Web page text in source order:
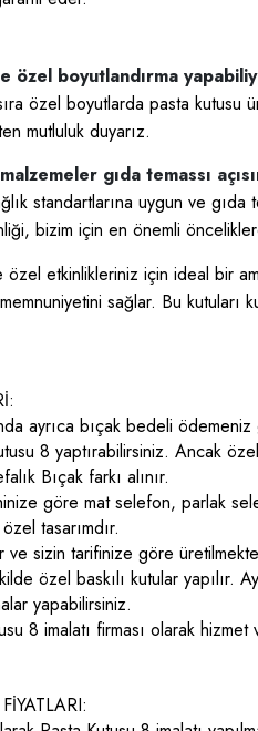
özel boyutlandırma
özel boyutlarda pasta kutusu
mutluluk duyarız.
gıda temassı
standartlarına uygun ve
bizim için en önemli
özel etkinlikleriniz için ideal bir
sağlar. Bu kutuları
ayrıca bıçak bedeli
8 yaptırabilirsiniz. Ancak
Bıçak farkı alınır.
göre mat selefon, parlak
tasarımdır.
ve sizin tarifinize göre
özel baskılı kutular yapılır.
yapabilirsiniz.
8 imalatı firması olarak